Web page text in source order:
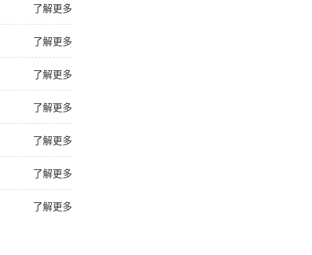
了解更多
了解更多
了解更多
了解更多
了解更多
了解更多
了解更多